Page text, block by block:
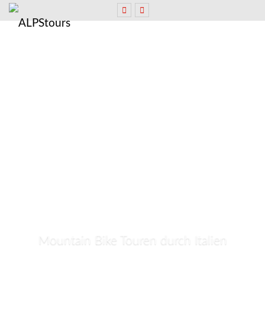
Mountain Bike Touren durch Italien